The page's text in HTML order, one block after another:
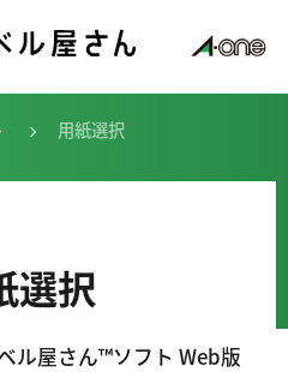
用紙選択
選択
ル屋さん™ソフト Web版